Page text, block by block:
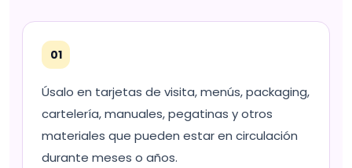
01
Úsalo en tarjetas de visita, menús, packaging,
cartelería, manuales, pegatinas y otros
materiales que pueden estar en circulación
durante meses o años.